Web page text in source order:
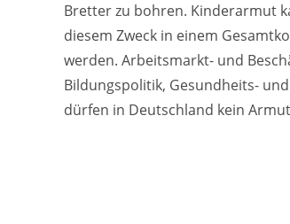
Bretter zu bohren. Kinderarmut
diesem Zweck in einem
werden. Arbeitsmarkt- und
Bildungspolitik, Gesundheits-
dürfen in Deutschland kein